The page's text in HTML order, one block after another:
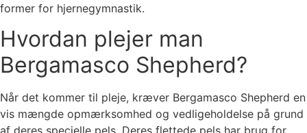
former for hjernegymnastik.
Hvordan plejer man
Bergamasco Shepherd?
Når det kommer til pleje, kræver Bergamasco Shepherd en
vis mængde opmærksomhed og vedligeholdelse på grund
af deres specielle pels. Deres flettede pels har brug for